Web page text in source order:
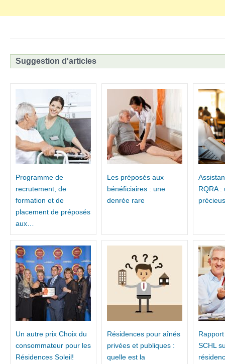
Suggestion d'articles
Programme de
recrutement, de
formation et de
placement de préposés
aux…
Les préposés aux
bénéficiaires : une
denrée rare
RQRA :
Un autre prix Choix du
consommateur pour les
Résidences Soleil!
Résidences pour aînés
privées et publiques :
quelle est la
SCHL